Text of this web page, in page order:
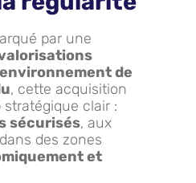
par une
environnement de
, cette acquisition
stratégique clair :
sécurisés, aux
des zones
et